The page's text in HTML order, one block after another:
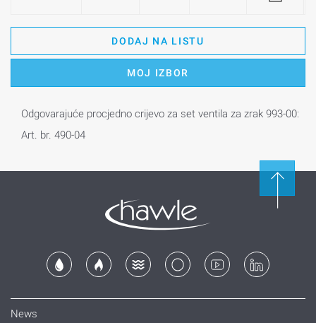
DODAJ NA LISTU
MOJ IZBOR
Odgovarajuće procjedno crijevo za set ventila za zrak 993-00:
Art. br. 490-04
News